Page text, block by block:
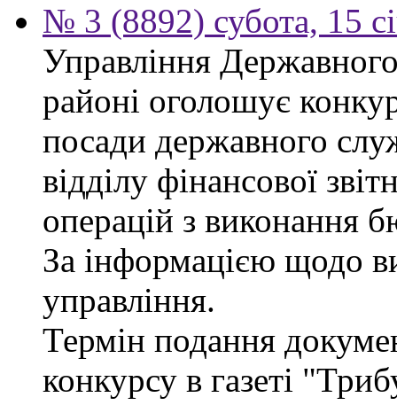
№ 3 (8892) субота, 15
Управління
районі оголошує
посади державного
відділу фінансової
операцій з виконання
За інформацією щодо
управління.
Термін подання
конкурсу в газеті